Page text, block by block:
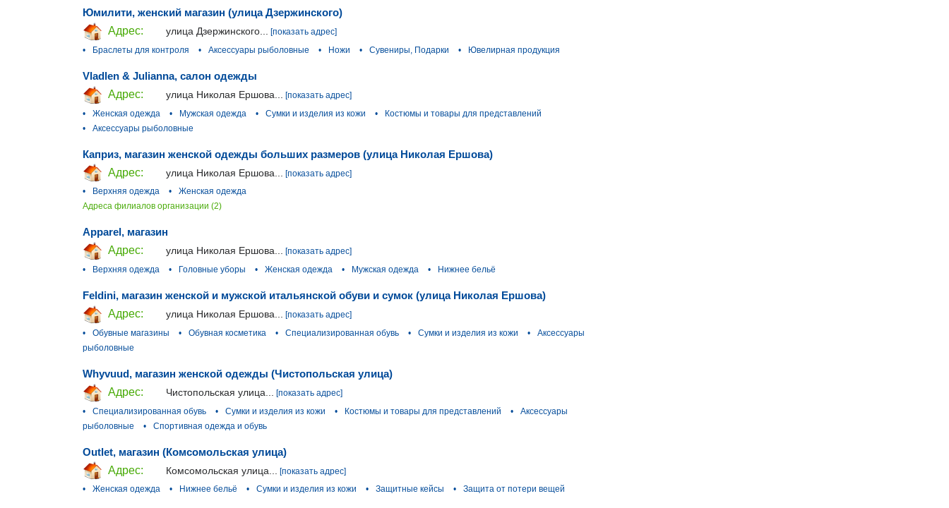
Юмилити, женский магазин (улица Дзержинского)
Адрес:
улица Дзержинского...
[показать адрес]
•
Браслеты для контроля • Аксессуары рыболовные • Ножи • Сувениры, Подарки • Ювелирная продукция
Vladlen & Julianna, салон одежды
Адрес:
улица Николая Ершова...
[показать адрес]
•
Женская одежда • Мужская одежда • Сумки и изделия из кожи •
Костюмы и товары для представлений
•
Аксессуары рыболовные
Каприз, магазин женской одежды больших размеров (улица Николая Ершова)
Адрес:
улица Николая Ершова...
[показать адрес]
•
Верхняя одежда •
Женская одежда
Адреса филиалов организации (2)
Apparel, магазин
Адрес:
улица Николая Ершова... [показать адрес]
•
Верхняя одежда • Головные уборы • Женская одежда • Мужская одежда • Нижнее бельё
Feldini, магазин женской и мужской итальянской обуви и сумок (улица Николая Ершова)
Адрес:
улица Николая Ершова...
[показать адрес]
•
Обувные магазины • Обувная косметика • Специализированная обувь • Сумки и изделия из кожи •
Аксессуары
рыболовные
Whyvuud, магазин женской одежды (Чистопольская улица)
Адрес:
Чистопольская улица...
[показать адрес]
•
Специализированная обувь • Сумки и изделия из кожи • Костюмы и товары для представлений •
Аксессуары
рыболовные
• Спортивная одежда и обувь
Outlet, магазин (Комсомольская улица)
Адрес:
Комсомольская улица...
[показать адрес]
•
Женская одежда • Нижнее бельё • Сумки и изделия из кожи • Защитные кейсы • Защита от потери вещей